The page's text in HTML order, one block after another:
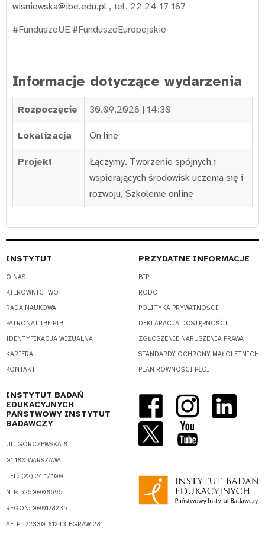
wisniewska@ibe.edu.pl , tel. 22 24 17 167
#FunduszeUE #FunduszeEuropejskie
Informacje dotyczące wydarzenia
Rozpoczęcie 30.09.2026 | 14:30
Lokalizacja On line
Projekt
Łączymy. Tworzenie spójnych i
wspierających środowisk uczenia się i
rozwoju, Szkolenie online
INSTYTUT
O NAS
KIEROWNICTWO
RADA NAUKOWA
PATRONAT IBE PIB
IDENTYFIKACJA WIZUALNA
KARIERA
KONTAKT
PRZYDATNE INFORMACJE
BIP
RODO
POLITYKA PRYWATNOŚCI
DEKLARACJA DOSTĘPNOŚCI
ZGŁOSZENIE NARUSZENIA PRAWA
STANDARDY OCHRONY MAŁOLETNICH
PLAN RÓWNOŚCI PŁCI
INSTYTUT BADAŃ
EDUKACYJNYCH
PAŃSTWOWY INSTYTUT
BADAWCZY
UL. GÓRCZEWSKA 8
01-180 WARSZAWA
TEL.: (22) 24-17-100
NIP: 5250008695
REGON: 000178235
AE: PL-72330-81243-EGRAW-28